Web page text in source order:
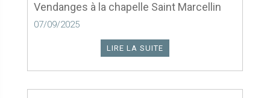
Vendanges à la chapelle Saint Marcellin
07/09/2025
LIRE LA SUITE